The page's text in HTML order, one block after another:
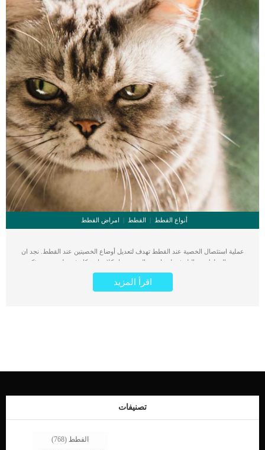
أنواع القطط القطط امراض القطط
عملية استئصال الخصية عند القطط تهدف لتعديل أوضاع الخصيتين عند القطط. نجد ان
بعض القطط عند البلوغ تظهر احدى الخصيتين او كلاهما بشكل غير طبيعى عند ذكور
القطط. عندما يبلع ذكر القطة 6 أشهر من عمره يجب ان تنزل الخصيتان فى كيس
الصفن. تحتبس إحدى الخصيتين أو كلاهما فى بطن القطة ولا تظهر فى مكانها الطبيعى
عندما يبلغ القط. عادة يقوم الطبيب البيطرى بازالة الخصيتين رغم ان الضرر يقع على
مستمر حتى يتجنب حدوث العدوى.يتم خياطة الشق […]
اقرأ المزيد
تصنيفات
القطط (768)